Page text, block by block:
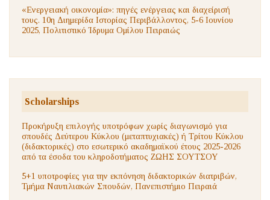
«Ενεργειακή οικονομία»: πηγές ενέργειας και διαχείρισή
τους. 10η Διημερίδα Ιστορίας Περιβάλλοντος, 5-6 Ιουνίου
2025, Πολιτιστικό Ίδρυμα Ομίλου Πειραιώς
Scholarships
Προκήρυξη επιλογής υποτρόφων χωρίς διαγωνισμό για
σπουδές Δεύτερου Κύκλου (μεταπτυχιακές) ή Τρίτου Κύκλου
(διδακτορικές) στο εσωτερικό ακαδημαϊκού έτους 2025-2026
από τα έσοδα του κληροδοτήματος ΖΩΗΣ ΣΟΥΤΣΟΥ
5+1 υποτροφίες για την εκπόνηση διδακτορικών διατριβών,
Τμήμα Ναυτιλιακών Σπουδών, Πανεπιστήμιο Πειραιά